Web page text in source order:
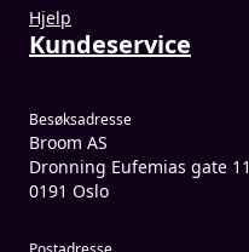
Hjelp
Kundeservice
Besøksadresse
Broom AS
Dronning Eufemias gate 11
0191 Oslo